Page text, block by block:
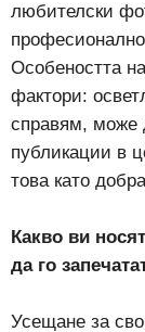
любителски
Особеността
фактори:
справям, може
публикации в
това като
Какво ви
да го
Усещане за